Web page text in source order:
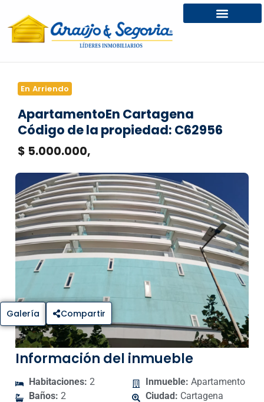
En Arriendo
ApartamentoEn Cartagena
Código de la propiedad: C62956
$ 5.000.000,
Galería Compartir
Información del inmueble
Habitaciones: 2
Baños: 2
Inmueble: Apartamento
Ciudad: Cartagena